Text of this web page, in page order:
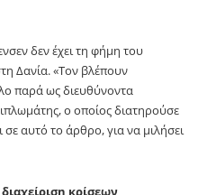
δεν έχει τη φήμη του
Δανία. «Τον βλέπουν
παρά ως διευθύνοντα
ο οποίος διατηρούσε
αυτό το άρθρο, για να μιλήσει
κρίσεων